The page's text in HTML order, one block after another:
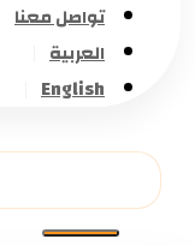
تواصل معنا
العربية
English